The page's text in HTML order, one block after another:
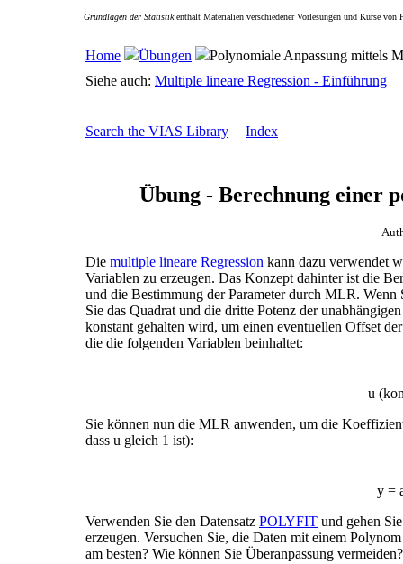
Grundlagen der Statistikenthält Materialien verschiedener Vorlesungen und Kurse
Home Übungen
Polynomiale Anpassung mittels
Siehe auch: Multiple lineare Regression - Einführung
Search the VIAS Library | Index
Übung - Berechnung einer
Die multiple lineare Regression kann dazu verwendet
Variablen zu erzeugen. Das Konzept dahinter ist die
und die Bestimmung der Parameter durch MLR.
Sie das Quadrat und die dritte Potenz der
konstant gehalten wird, um einen eventuellen Offset
die die folgenden Variablen beinhaltet:
u
Sie können nun die MLR anwenden, um die
dass u gleich 1 ist):
y =
Verwenden Sie den Datensatz POLYFIT und gehen
erzeugen. Versuchen Sie, die Daten mit einem
am besten? Wie können Sie Überanpassung vermeiden?